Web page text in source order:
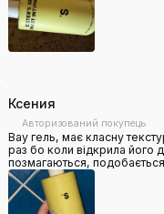
Ксения
Авторизований покупець
Вау гель, має класну
раз бо коли відкрила його
позмагаються,